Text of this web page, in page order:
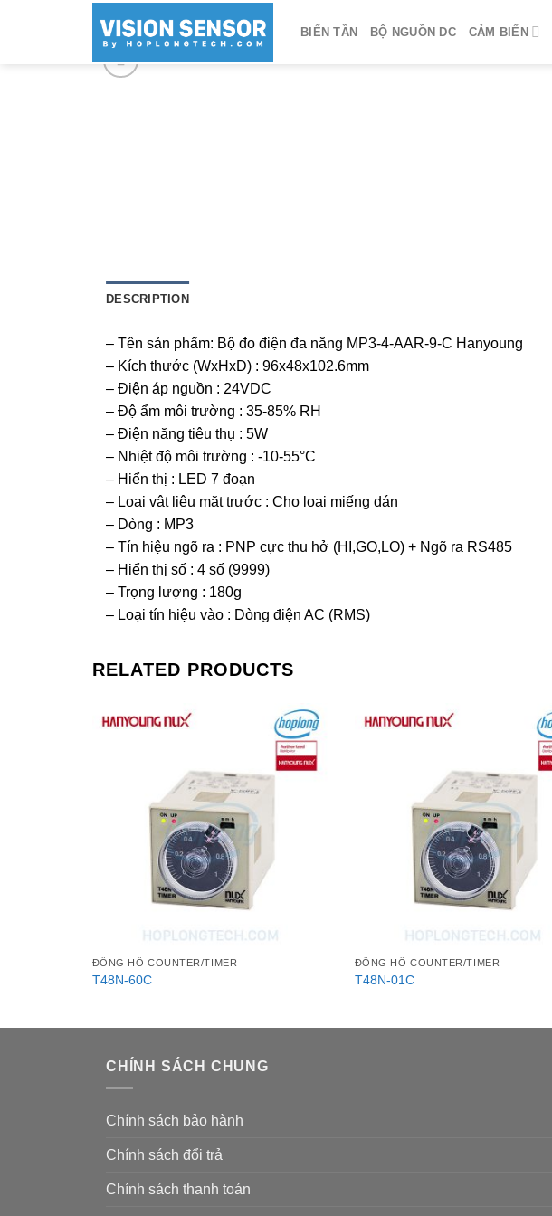
BIẾN TẦN BỘ NGUỒN DC CẢM BIẾN
DESCRIPTION
– Tên sản phẩm: Bộ đo điện đa năng MP3-4-AAR-9-C Hanyoung
– Kích thước (WxHxD) : 96x48x102.6mm
– Điện áp nguồn : 24VDC
– Độ ẩm môi trường : 35-85% RH
– Điện năng tiêu thụ : 5W
– Nhiệt độ môi trường : -10-55°C
– Hiển thị : LED 7 đoạn
– Loại vật liệu mặt trước : Cho loại miếng dán
– Dòng : MP3
– Tín hiệu ngõ ra : PNP cực thu hở (HI,GO,LO) + Ngõ ra RS485
– Hiển thị số : 4 số (9999)
– Trọng lượng : 180g
– Loại tín hiệu vào : Dòng điện AC (RMS)
RELATED PRODUCTS
ĐỒNG HỒ COUNTER/TIMER
T48N-60C
ĐỒNG HỒ COUNTER/TIMER
T48N-01C
CHÍNH SÁCH CHUNG
Chính sách bảo hành
Chính sách đổi trả
Chính sách thanh toán